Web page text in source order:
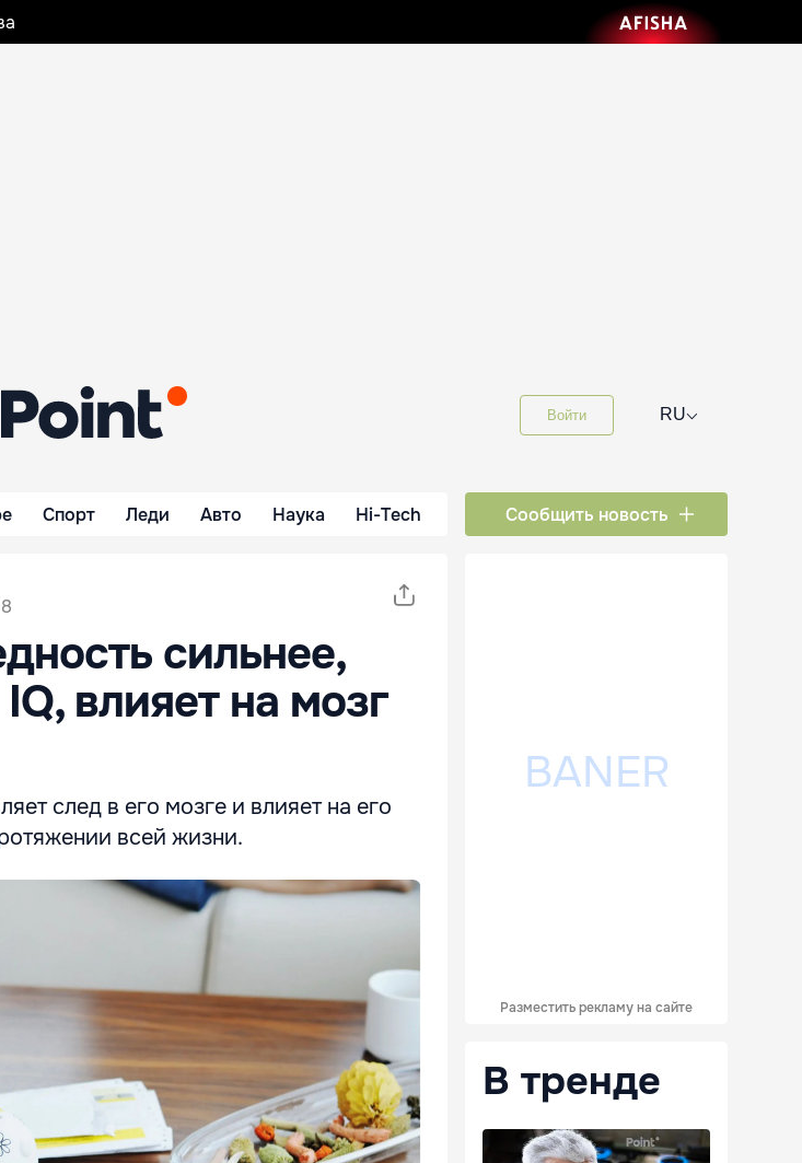
Войти RU⌵
Спорт Леди Авто Наука Hi-Tech Сообщить новость
сильнее,
влияет на мозг
след в его мозге и влияет на его
всей жизни.
Разместить рекламу на сайте
В тренде